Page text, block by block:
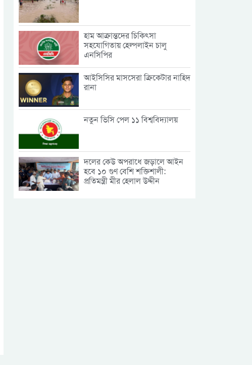
হাম আক্রান্তদের চিকিৎসা
সহযোগিতায় হেল্পলাইন চালু
এনসিপির
আইসিসির মাসসেরা ক্রিকেটার নাহিদ
রানা
নতুন ভিসি পেল ১১ বিশ্ববিদ্যালয়
দলের কেউ অপরাধে জড়ালে আইন
হবে ১০ গুণ বেশি শক্তিশালী:
প্রতিমন্ত্রী মীর হেলাল উদ্দীন